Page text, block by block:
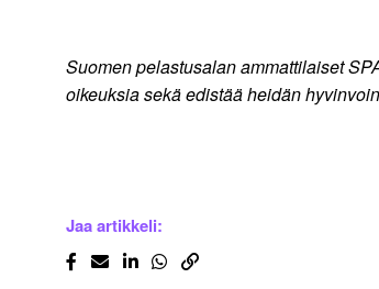
Suomen pelastusalan ammattilaiset
oikeuksia sekä edistää heidän
Jaa artikkeli: